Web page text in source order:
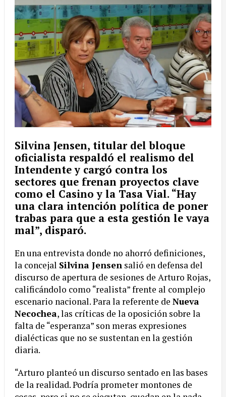
Silvina Jensen, titular del bloque
oficialista respaldó el realismo del
Intendente y cargó contra los
sectores que frenan proyectos clave
como el Casino y la Tasa Vial. “Hay
una clara intención política de poner
trabas para que a esta gestión le vaya
mal”, disparó.
En una entrevista donde no ahorró definiciones,
la concejal Silvina Jensen salió en defensa del
discurso de apertura de sesiones de Arturo Rojas,
calificándolo como “realista” frente al complejo
escenario nacional. Para la referente de Nueva
Necochea, las críticas de la oposición sobre la
falta de “esperanza” son meras expresiones
dialécticas que no se sustentan en la gestión
diaria.
“Arturo planteó un discurso sentado en las bases
de la realidad. Podría prometer montones de